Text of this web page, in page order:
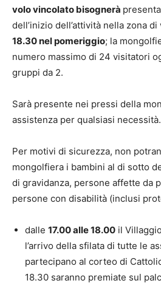
volo vincolato bisognerà
dell’inizio dell’attività nella zona di
18.30 nel pomeriggio; la
numero massimo di 24 visitatori
gruppi da 2.
Sarà presente nei pressi della
assistenza per qualsiasi necessità.
Per motivi di sicurezza, non
mongolfiera i bambini al di sotto
di gravidanza, persone affette da
persone con disabilità (inclusi
dalle 17.00 alle 18.00 il
l’arrivo della sfilata di tutte le
partecipano al corteo di
18.30 saranno premiate sul